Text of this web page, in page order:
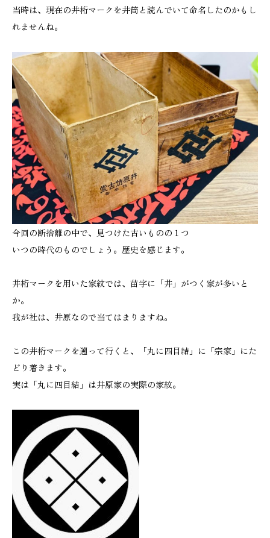
当時は、現在の井桁マークを井筒と読んでいて命名したのかもし
れませんね。
今回の断捨離の中で、見つけた古いものの１つ
いつの時代のものでしょう。歴史を感じます。
井桁マークを用いた家紋では、苗字に「井」がつく家が多いと
か。
我が社は、井原なので当てはまりますね。
この井桁マークを遡って行くと、「丸に四目結」に「宗家」にた
どり着きます。
実は「丸に四目結」は井原家の実際の家紋。